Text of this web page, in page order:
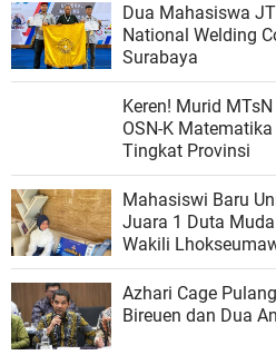
Dua Mahasiswa
National Welding
Surabaya
Keren! Murid
OSN-K
Tingkat Provinsi
Mahasiswi Baru
Juara 1 Duta
Wakili
Azhari Cage
Bireuen dan Dua